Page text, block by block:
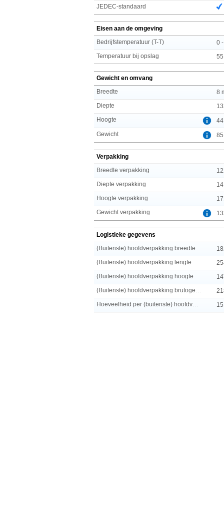
JEDEC-standaard
Eisen aan de omgeving
Bedrijfstemperatuur (T-T)
0
Temperatuur bij opslag
Gewicht en omvang
Breedte
8
Diepte
Hoogte
Gewicht
Verpakking
Breedte verpakking
Diepte verpakking
Hoogte verpakking
Gewicht verpakking
Logistieke gegevens
(Buitenste) hoofdverpakking breedte
(Buitenste) hoofdverpakking lengte
(Buitenste) hoofdverpakking hoogte